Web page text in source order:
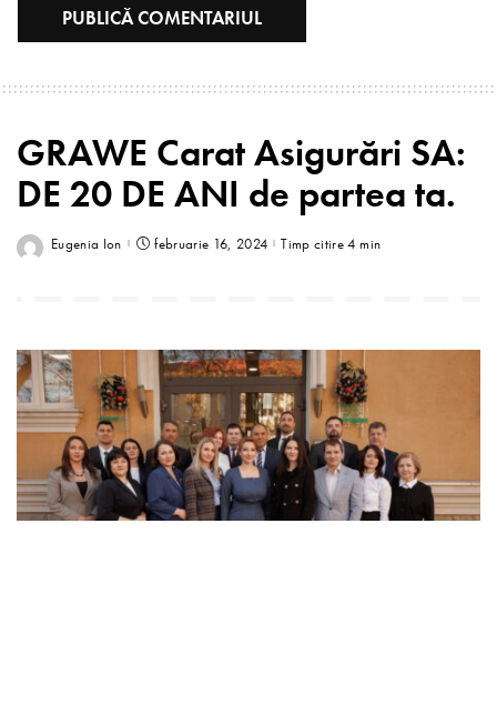
GRAWE Carat Asigurări SA:
DE 20 DE ANI de partea ta.
Eugenia Ion februarie 16, 2024 Timp citire 4 min